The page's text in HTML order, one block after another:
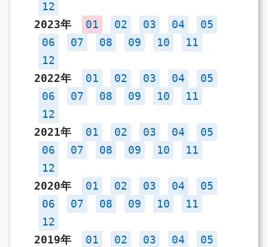
12
2023年
01 02 03 04
05
06
07 08 09 10
11
12
2022年
01 02 03 04
05
06
07 08 09 10
11
12
2021年
01 02 03 04
05
06
07 08 09 10
11
12
2020年
01 02 03 04
05
06
07 08 09 10
11
12
2019年
01 02 03 04
05